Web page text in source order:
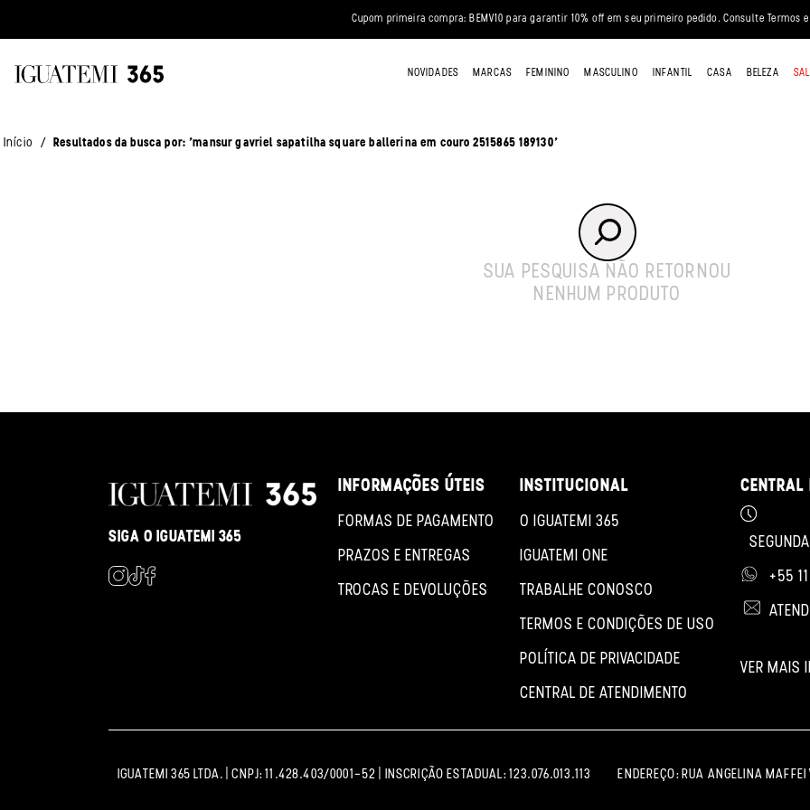
Cupom primeira compra: BEMV10 para garantir 10% off em seu primeiro pedido. Consulte Termos
NOVIDADES MARCAS FEMININO MASCULINO INFANTIL CASA BELEZA
Início / Resultados da busca por: 'mansur gavriel sapatilha square ballerina em couro 2515865 189130'
SUA PESQUISA NÃO RETORNOU
NENHUM PRODUTO
SIGA O IGUATEMI 365
INFORMAÇÕES ÚTEIS
FORMAS DE PAGAMENTO
PRAZOS E ENTREGAS
TROCAS E DEVOLUÇÕES
INSTITUCIONAL
O IGUATEMI 365
IGUATEMI ONE
TRABALHE CONOSCO
TERMOS E CONDIÇÕES DE USO
POLÍTICA DE PRIVACIDADE
CENTRAL DE ATENDIMENTO
CENTRAL
+55
VER MAIS
IGUATEMI 365 LTDA. | CNPJ: 11.428.403/0001-52 | INSCRIÇÃO ESTADUAL: 123.076.013.113 ENDEREÇO: RUA ANGELINA